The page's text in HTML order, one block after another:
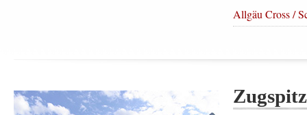
Allgäu Cross /